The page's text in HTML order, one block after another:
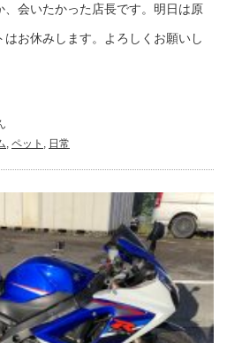
会いたかった店長です。明日は原
お休みします。よろしくお願いし
ペット 日常